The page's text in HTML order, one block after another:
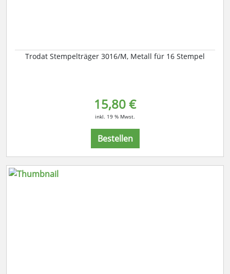
Trodat Stempelträger 3016/M, Metall für 16 Stempel
15,80 €
inkl. 19 % Mwst.
Bestellen